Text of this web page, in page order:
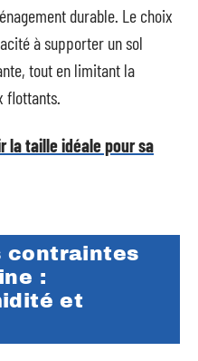
durable. Le choix
à supporter un sol
tout en limitant la
flottants.
la taille idéale pour sa
contraintes
:
et